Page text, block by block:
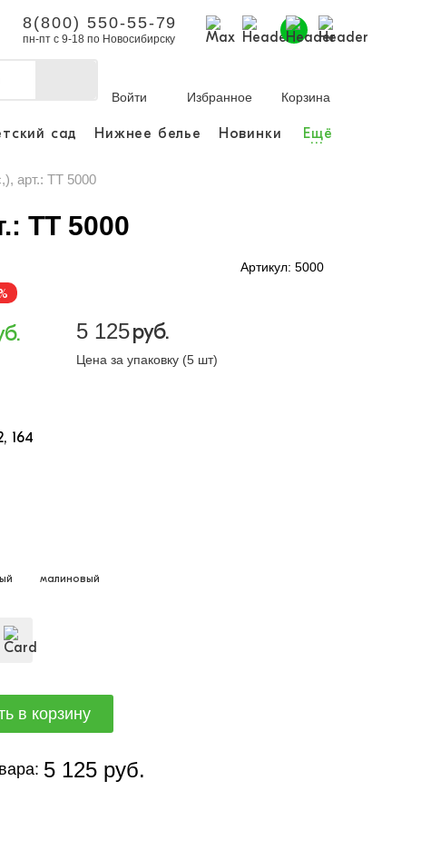
8(800) 550-55-79
пн-пт с 9-18 по Новосибирску
Войти
заказы.
или зарегистрироваться
Избранное Корзина
сад Нижнее белье Новинки Ещё
...
арт.: TT 5000
TT 5000
Артикул: 5000
5 125руб.
Цена за упаковку (5 шт)
164
малиновый
5 125 руб.